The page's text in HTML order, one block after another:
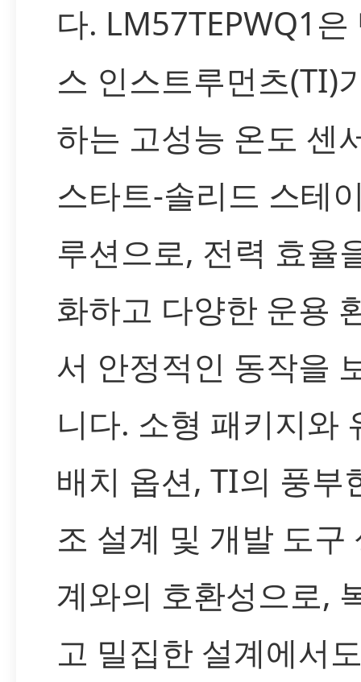
다. LM57TEPWQ1은
스 인스트루먼츠(TI)
하는 고성능 온도 센
스타트-솔리드 스테
루션으로, 전력 효율
화하고 다양한 운용
서 안정적인 동작을
니다. 소형 패키지와
배치 옵션, TI의 풍부
조 설계 및 개발 도구
계와의 호환성으로,
고 밀집한 설계에서